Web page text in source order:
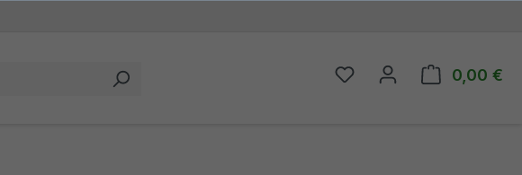
Du hast 0 Produkte
0,00 €